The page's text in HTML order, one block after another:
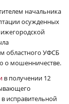
начальника
осужденных
областного УФСБ
о мошенничестве.
в получении 12
исправительной